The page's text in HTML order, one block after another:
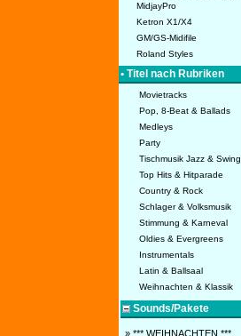
MidjayPro
Ketron X1/X4
GM/GS-Midifile
Roland Styles
• Titel nach Rubriken
Movietracks
Pop, 8-Beat & Ballads
Medleys
Party
Tischmusik Jazz & Swing
Top Hits & Hitparade
Country & Rock
Schlager & Volksmusik
Stimmung & Karneval
Oldies & Evergreens
Instrumentals
Latin & Ballsaal
Weihnachten & Klassik
Sounds/Pakete
» *** WEIHNACHTEN ***